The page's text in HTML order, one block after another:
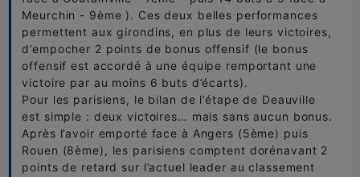
Meurchin - 9ème ). Ces deux belles performances
permettent aux girondins, en plus de leurs victoires,
d’empocher 2 points de bonus offensif (le bonus
offensif est accordé à une équipe remportant une
victoire par au moins 6 buts d’écarts).
Pour les parisiens, le bilan de l’étape de Deauville
est simple : deux victoires… mais sans aucun bonus.
Après l’avoir emporté face à Angers (5ème) puis
Rouen (8ème), les parisiens comptent dorénavant 2
points de retard sur l’actuel leader au classement